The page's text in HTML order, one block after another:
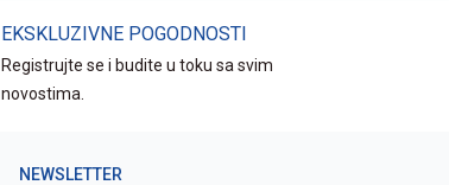
EKSKLUZIVNE POGODNOSTI
Registrujte se i budite u toku sa svim
novostima.
NEWSLETTER